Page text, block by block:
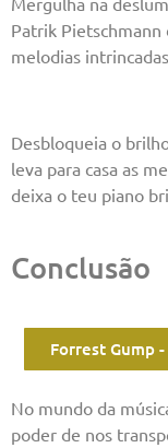
Patrik Pietschmann
melodias
Desbloqueia o
leva para casa as
deixa o teu piano
Conclusão
Forrest Gump
No mundo da
poder de nos